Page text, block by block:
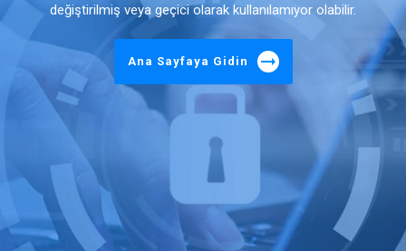
değiştirilmiş veya geçici olarak kullanılamıyor olabilir.
Ana Sayfaya Gidin